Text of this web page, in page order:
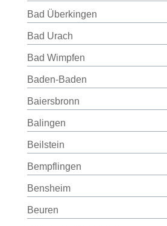
Bad Überkingen
Bad Urach
Bad Wimpfen
Baden-Baden
Baiersbronn
Balingen
Beilstein
Bempflingen
Bensheim
Beuren